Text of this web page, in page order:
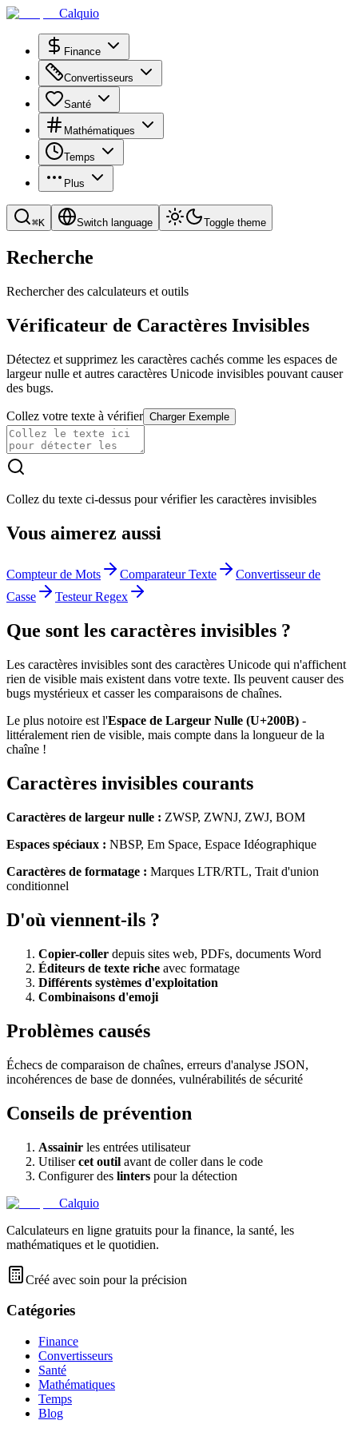
Calquio
Finance
Convertisseurs
Santé
Mathématiques
Temps
Plus
⌘K Switch language Toggle theme
Recherche
Rechercher des calculateurs et outils
Vérificateur de Caractères Invisibles
Détectez et supprimez les caractères cachés comme les espaces de
largeur nulle et autres caractères Unicode invisibles pouvant causer
des bugs.
Collez votre texte à vérifier Charger Exemple
Collez du texte ci-dessus pour vérifier les caractères invisibles
Vous aimerez aussi
Compteur de Mots Comparateur Texte
Convertisseur de
Casse
Testeur Regex
Que sont les caractères invisibles ?
Les caractères invisibles sont des caractères Unicode qui n'affichent
rien de visible mais existent dans votre texte. Ils peuvent causer des
bugs mystérieux et casser les comparaisons de chaînes.
Le plus notoire est l'Espace de Largeur Nulle (U+200B) -
littéralement rien de visible, mais compte dans la longueur de la
chaîne !
Caractères invisibles courants
Caractères de largeur nulle : ZWSP, ZWNJ, ZWJ, BOM
Espaces spéciaux : NBSP, Em Space, Espace Idéographique
Caractères de formatage : Marques LTR/RTL, Trait d'union
conditionnel
D'où viennent-ils ?
Copier-coller depuis sites web, PDFs, documents Word
Éditeurs de texte riche avec formatage
Différents systèmes d'exploitation
Combinaisons d'emoji
Problèmes causés
Échecs de comparaison de chaînes, erreurs d'analyse JSON,
incohérences de base de données, vulnérabilités de sécurité
Conseils de prévention
Assainir les entrées utilisateur
Utilisercet outil avant de coller dans le code
Configurer des linters pour la détection
Calquio
Calculateurs en ligne gratuits pour la finance, la santé, les
mathématiques et le quotidien.
Créé avec soin pour la précision
Catégories
Finance
Convertisseurs
Santé
Mathématiques
Temps
Blog